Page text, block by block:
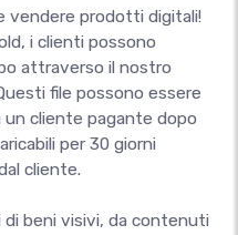
vendere prodotti digitali!
i clienti possono
attraverso il nostro
file possono essere
cliente pagante dopo
per 30 giorni
cliente.
beni visivi, da contenuti